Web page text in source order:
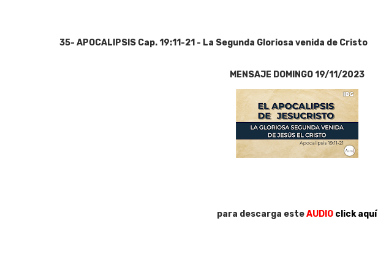
35- APOCALIPSIS Cap. 19:11-21 - La Segunda Gloriosa venida de Cristo
MENSAJE DOMINGO 19/11/2023
para descarga esteAUDIO click aquí